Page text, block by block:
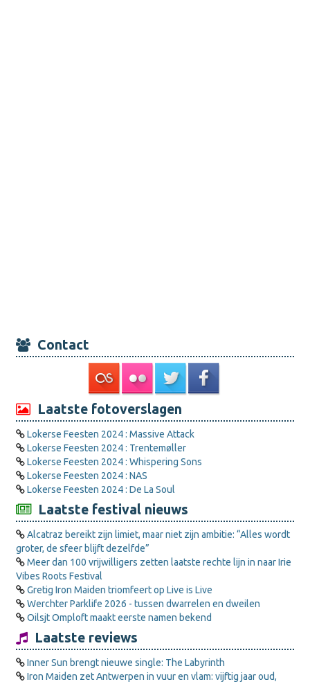
Contact
Laatste fotoverslagen
Lokerse Feesten 2024 : Massive Attack
Lokerse Feesten 2024 : Trentemøller
Lokerse Feesten 2024 : Whispering Sons
Lokerse Feesten 2024 : NAS
Lokerse Feesten 2024 : De La Soul
Laatste festival nieuws
Alcatraz bereikt zijn limiet, maar niet zijn ambitie: “Alles wordt
groter, de sfeer blijft dezelfde”
Meer dan 100 vrijwilligers zetten laatste rechte lijn in naar Irie
Vibes Roots Festival
Gretig Iron Maiden triomfeert op Live is Live
Werchter Parklife 2026 - tussen dwarrelen en dweilen
Oilsjt Omploft maakt eerste namen bekend
Laatste reviews
Inner Sun brengt nieuwe single: The Labyrinth
Iron Maiden zet Antwerpen in vuur en vlam: vijftig jaar oud,